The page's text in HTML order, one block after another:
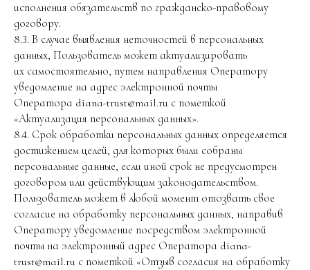
исполнения обязательств по гражданско-правовому
договору.
8.3. В случае выявления неточностей в персональных
данных, Пользователь может актуализировать
их самостоятельно, путем направления Оператору
уведомление на адрес электронной почты
Оператора diana-trust@mail.ru с пометкой
«Актуализация персональных данных».
8.4. Срок обработки персональных данных определяется
достижением целей, для которых были собраны
персональные данные, если иной срок не предусмотрен
договором или действующим законодательством.
Пользователь может в любой момент отозвать свое
согласие на обработку персональных данных, направив
Оператору уведомление посредством электронной
почты на электронный адрес Оператора diana-
trust@mail.ru с пометкой «Отзыв согласия на обработку